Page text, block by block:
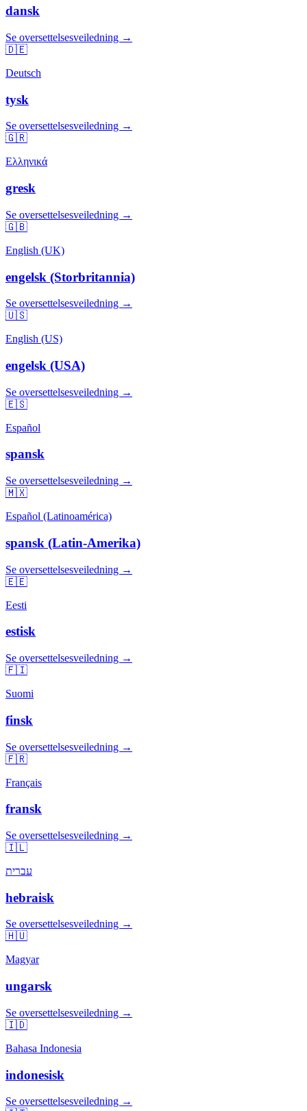
dansk
Se oversettelsesveiledning →
🇩🇪
Deutsch
tysk
Se oversettelsesveiledning →
🇬🇷
Ελληνικά
gresk
Se oversettelsesveiledning →
🇬🇧
English (UK)
engelsk (Storbritannia)
Se oversettelsesveiledning →
🇺🇸
English (US)
engelsk (USA)
Se oversettelsesveiledning →
🇪🇸
Español
spansk
Se oversettelsesveiledning →
🇲🇽
Español (Latinoamérica)
spansk (Latin-Amerika)
Se oversettelsesveiledning →
🇪🇪
Eesti
estisk
Se oversettelsesveiledning →
🇫🇮
Suomi
finsk
Se oversettelsesveiledning →
🇫🇷
Français
fransk
Se oversettelsesveiledning →
🇮🇱
עברית
hebraisk
Se oversettelsesveiledning →
🇭🇺
Magyar
ungarsk
Se oversettelsesveiledning →
🇮🇩
Bahasa Indonesia
indonesisk
Se oversettelsesveiledning →